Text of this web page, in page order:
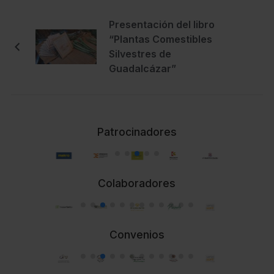
Presentación del libro
“Plantas Comestibles
Silvestres de
Guadalcázar”
Patrocinadores
Colaboradores
Convenios